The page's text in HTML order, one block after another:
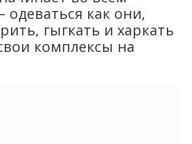
одеваться как они,
гыгкать и харкать
комплексы на